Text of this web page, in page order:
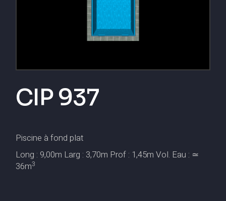
CIP 937
Piscine à fond plat
Long : 9,00m Larg : 3,70m Prof : 1,45m Vol. Eau : ≃
36m3